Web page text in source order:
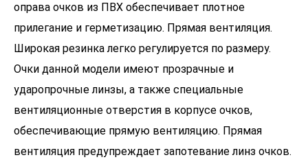
оправа очков из ПВХ обеспечивает плотное
прилегание и герметизацию. Прямая вентиляция.
Широкая резинка легко регулируется по размеру.
Очки данной модели имеют прозрачные и
ударопрочные линзы, а также специальные
вентиляционные отверстия в корпусе очков,
обеспечивающие прямую вентиляцию. Прямая
вентиляция предупреждает запотевание линз очков.